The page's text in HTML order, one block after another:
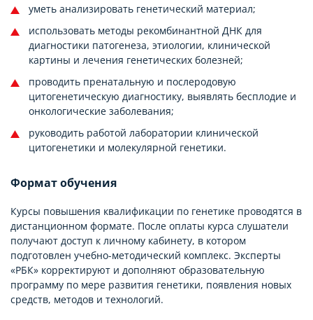
уметь анализировать генетический материал;
использовать методы рекомбинантной ДНК для
диагностики патогенеза, этиологии, клинической
картины и лечения генетических болезней;
проводить пренатальную и послеродовую
цитогенетическую диагностику, выявлять бесплодие и
онкологические заболевания;
руководить работой лаборатории клинической
цитогенетики и молекулярной генетики.
Формат обучения
Курсы повышения квалификации по генетике проводятся в
дистанционном формате. После оплаты курса слушатели
получают доступ к личному кабинету, в котором
подготовлен учебно-методический комплекс. Эксперты
«РБК» корректируют и дополняют образовательную
программу по мере развития генетики, появления новых
средств, методов и технологий.